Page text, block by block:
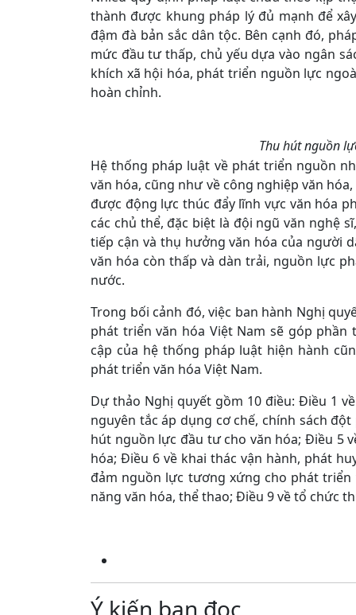
thành được khung pháp lý đủ mạnh để
đậm đà bản sắc dân tộc. Bên cạnh đó,
mức đầu tư thấp, chủ yếu dựa vào ngân
khích xã hội hóa, phát triển nguồn lực
hoàn chỉnh.
Thu hút nguồn
Hệ thống pháp luật về phát triển nguồn
văn hóa, cũng như về công nghiệp văn
được động lực thúc đẩy lĩnh vực văn hóa
các chủ thể, đặc biệt là đội ngũ văn nghệ
tiếp cận và thụ hưởng văn hóa của người
văn hóa còn thấp và dàn trải, nguồn lực
nước.
Trong bối cảnh đó, việc ban hành Nghị
phát triển văn hóa Việt Nam sẽ góp
cập của hệ thống pháp luật hiện hành
phát triển văn hóa Việt Nam.
Dự thảo Nghị quyết gồm 10 điều: Điều 1
nguyên tắc áp dụng cơ chế, chính sách
hút nguồn lực đầu tư cho văn hóa; Điều 5
hóa; Điều 6 về khai thác vận hành, phát
đảm nguồn lực tương xứng cho phát
năng văn hóa, thể thao; Điều 9 về tổ chức
Ý kiến bạn đọc